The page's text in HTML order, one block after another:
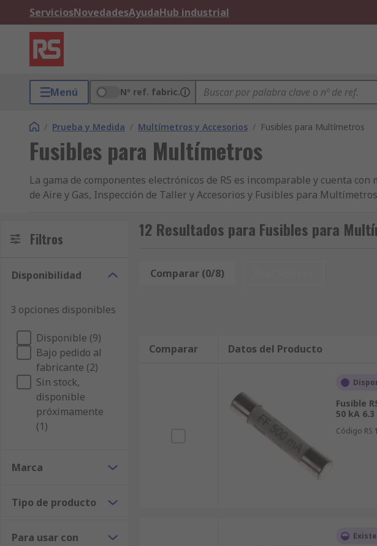
ServiciosNovedadesAyudaHub industrial
Menú Nº ref. fabric.
/ Prueba y Medida / Multímetros y Accesorios / Fusibles para Multímetros
Fusibles para Multímetros
La gama de componentes electrónicos de RS es incomparable y cuenta
de Aire y Gas, Inspección de Taller y Accesorios y Fusibles para
ingenieros de todo el mundo, que se suministran con el nivel más alto de
una selección más amplia de artículos en nuestra gama de IT, Prueba y
componentes de Prueba y Medida y de Multímetros y Accesorios,
departamento técnico. Como distribuidor líder en Europa de IT, Prueba y
Multímetros se obtienen de los proveedores más respetados de la
importante para nosotros, y siempre que sea posible nos aseguraremos
Componentes cumple con los estándares más altos para empresas B2B,
Multímetros de ISO-TECH o tal vez de Metrix garantizaremos que sea de
técnico gratuito que necesita para utilizar su compra.
Filtros
Disponibilidad
3 opciones disponibles
Disponible (9)
Bajo pedido al
fabricante (2)
Sin stock,
disponible
próximamente
(1)
Marca
Tipo de producto
Para usar con
12 Resultados para Fusibles para
Comparar (0/8)
Comparar Datos del Producto
Fusible
50 kA
Código RS